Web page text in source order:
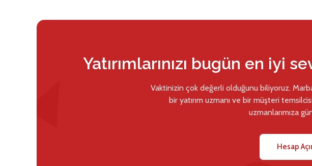
Yatırımlarınızı bugün en iyi
Vaktinizin çok değerli olduğunu biliyoruz.
bir yatırım uzmanı ve bir müşteri
uzmanlarımıza
Hesap